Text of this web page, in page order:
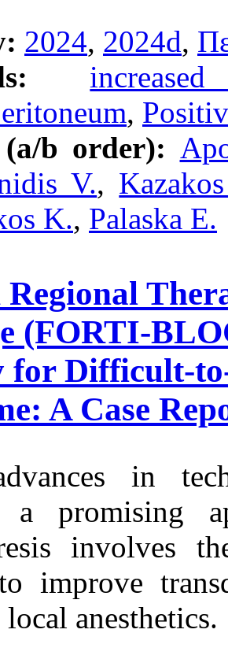
2024, 2024d,
,
b order):
V.,
K., Palaska E.
Regional
(FORTI-
for Difficult-
A Case
in
a promising
involves
improve
anesthetics.